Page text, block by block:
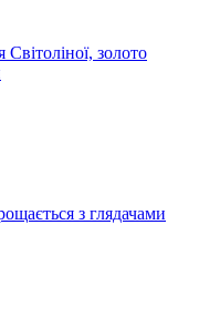
золото
з глядачами